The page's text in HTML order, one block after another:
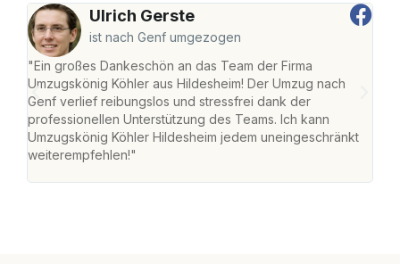
Ulrich Gerste
ist nach Genf umgezogen
"Ein großes Dankeschön an das Team der Firma
Umzugskönig Köhler aus Hildesheim! Der Umzug nach
Genf verlief reibungslos und stressfrei dank der
professionellen Unterstützung des Teams. Ich kann
Umzugskönig Köhler Hildesheim jedem uneingeschränkt
weiterempfehlen!"